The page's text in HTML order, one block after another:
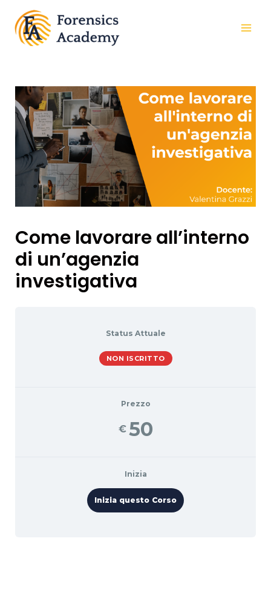
Come lavorare all’interno
di un’agenzia
investigativa
Status Attuale
NON ISCRITTO
Prezzo
€ 50
Inizia
Inizia questo Corso